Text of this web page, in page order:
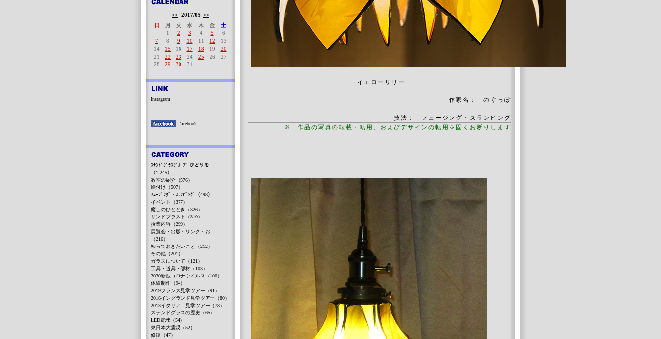
イエローリリー
作家名： のぐっぽ
技法： フュージング・スランピング
※ 作品の写真の転載・転用、およびデザインの転用を固くお断りします
<< 2017/05 >>
日
月 火 水 木 金
土
1
2 3 4 5
6
7
8 9 10 11 12
13
14
15 16 17 18 19
20
21
22 23 24 25 26
27
28
29 30 31
Instagram
facebook
ｽﾃﾝﾄﾞｸﾞﾗｽｸﾞﾙｰﾌﾟ びどりを
（1,245）
教室の紹介（576）
絵付け（507）
ﾌｭｰｼﾞﾝｸﾞ・ｽﾗﾝﾋﾟﾝｸﾞ（498）
イベント（377）
癒しのひととき（326）
サンドブラスト（310）
授業内容（299）
展覧会・出版・リンク・お...
（216）
知っておきたいこと（212）
その他（201）
ガラスについて（121）
工具・道具・部材（103）
2020新型コロナウイルス（100）
体験制作（94）
2019フランス見学ツアー（91）
2016イングランド見学ツアー（80）
2013イタリア 見学ツアー（78）
ステンドグラスの歴史（65）
LED電球（54）
東日本大震災（52）
修復（47）